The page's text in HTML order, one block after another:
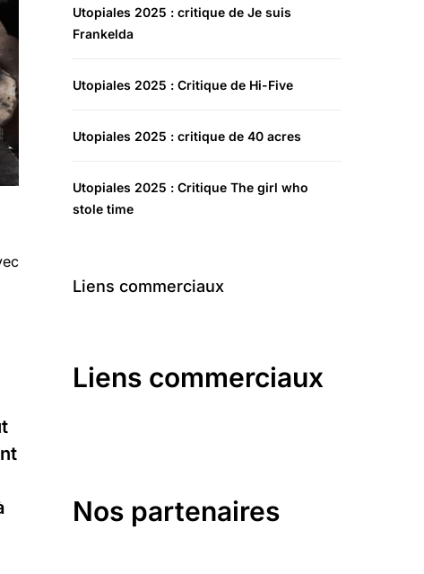
Utopiales 2025 : critique de Je suis
Frankelda
Utopiales 2025 : Critique de Hi-Five
Utopiales 2025 : critique de 40 acres
Utopiales 2025 : Critique The girl who
stole time
Liens commerciaux
Liens commerciaux
Nos partenaires